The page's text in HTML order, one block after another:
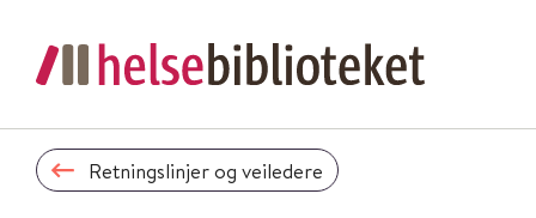
Retningslinjer og veiledere